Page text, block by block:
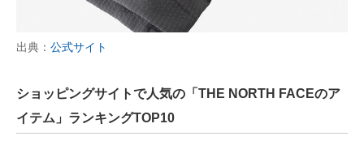
出典： 公式サイト
ショッピングサイトで人気の「THE NORTH FACEのア
イテム」ランキングTOP10